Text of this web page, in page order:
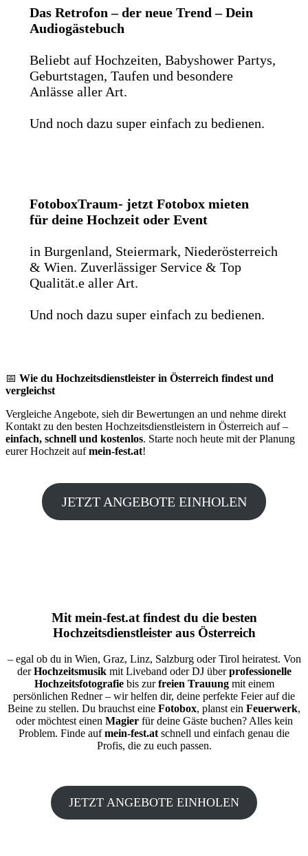
Das Retrofon – der neue Trend – Dein
Audiogästebuch
Beliebt auf Hochzeiten, Babyshower Partys,
Geburtstagen, Taufen und besondere
Anlässe aller Art.
Und noch dazu super einfach zu bedienen.
FotoboxTraum- jetzt Fotobox mieten
für deine Hochzeit oder Event
in Burgenland, Steiermark, Niederösterreich
& Wien. Zuverlässiger Service & Top
Qualität.e aller Art.
Und noch dazu super einfach zu bedienen.
📅 Wie du Hochzeitsdienstleister in Österreich findest und
vergleichst
Vergleiche Angebote, sieh dir Bewertungen an und nehme direkt
Kontakt zu den besten Hochzeitsdienstleistern in Österreich auf –
einfach, schnell und kostenlos. Starte noch heute mit der Planung
eurer Hochzeit aufmein-fest.at!
JETZT ANGEBOTE EINHOLEN
Mit mein-fest.atfindest du die besten
Hochzeitsdienstleister aus Österreich
– egal ob du in Wien, Graz, Linz, Salzburg oder Tirol heiratest. Von
derHochzeitsmusikmit Liveband oder DJ überprofessionelle
Hochzeitsfotografiebis zurfreien Trauungmit einem
persönlichen Redner – wir helfen dir, deine perfekte Feier auf die
Beine zu stellen. Du brauchst eine Fotobox, planst ein Feuerwerk,
oder möchtest einen Magierfür deine Gäste buchen? Alles kein
Problem. Finde aufmein-fest.atschnell und einfach genau die
Profis, die zu euch passen.
JETZT ANGEBOTE EINHOLEN